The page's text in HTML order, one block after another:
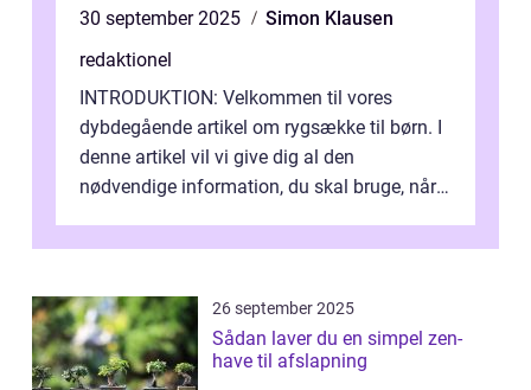
30 september 2025
Simon Klausen
redaktionel
INTRODUKTION: Velkommen til vores
dybdegående artikel om rygsække til børn. I
denne artikel vil vi give dig al den
nødvendige information, du skal bruge, når
26 september 2025
Sådan laver du en simpel zen-
have til afslapning